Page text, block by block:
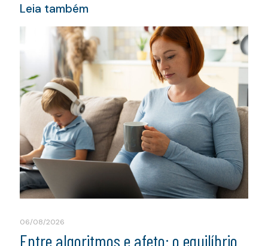
Leia também
06/08/2026
Entre algoritmos e afeto: o equilíbrio